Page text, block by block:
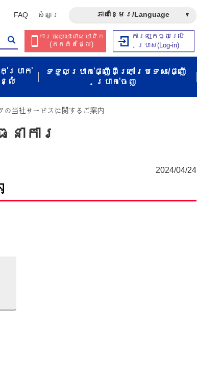
FAQ សំណួរ​ ភាសាខ្មែរ/Language
ការចុះឈ្មោះជាសមាជិក​​
(ឥត​គិត​ថ្លៃ​)
ការឡុកចូលប្រើ
ប្រាស់​(Log-in)
ក់ប្រាក់
លំ
ទទួលប្រាក់ផ្ញើពីក្រៅប្រទេស/ផ្ញើ
ប្រាក់ចេញ
の当社サービスに関するご案内
ការ
2024/04/24